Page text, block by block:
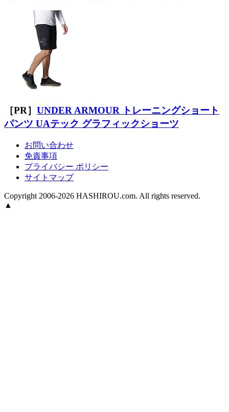
［PR］ UNDER ARMOUR トレーニングショート
パンツ UAテック グラフィックショーツ
お問い合わせ
免責事項
プライバシー ポリシー
サイトマップ
Copyright 2006-2026 HASHIROU.com. All rights reserved.
▲